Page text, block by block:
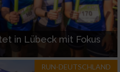
in Lübeck mit Fokus
RUN-DEUTSCHLAND